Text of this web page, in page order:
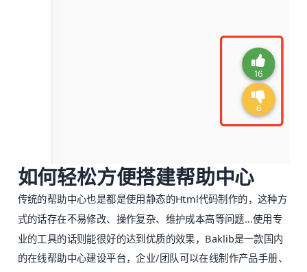
如何轻松方便搭建帮助中心
传统的帮助中心也是都是使用静态的Html代码制作的，这种方
式的话存在不易修改、操作复杂、维护成本高等问题...使用专
业的工具的话则能很好的达到优质的效果，Baklib是一款国内
的在线帮助中心建设平台，企业/团队可以在线制作产品手册、